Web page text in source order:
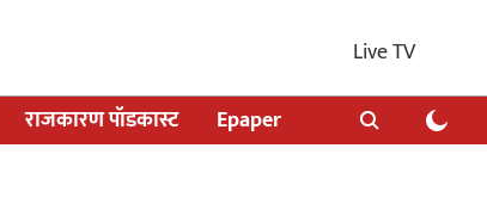
Live TV
राजकारण पॉडकास्ट Epaper